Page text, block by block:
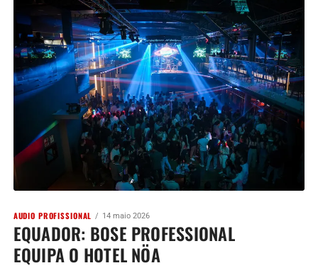
AUDIO PROFISSIONAL 14 maio 2026
EQUADOR: BOSE PROFESSIONAL
EQUIPA O HOTEL NÖA